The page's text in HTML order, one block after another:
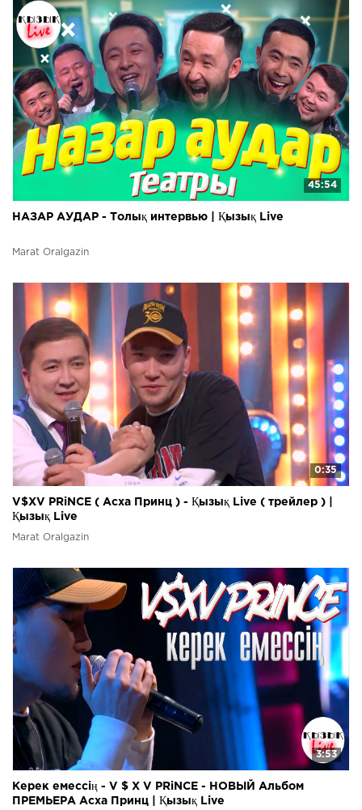
45:54
НАЗАР АУДАР - Толық интервью | Қызық Live
Marat Oralgazin
0:35
V$XV PRiNCE ( Асха Принц ) - Қызық Live ( трейлер ) |
Қызық Live
Marat Oralgazin
3:53
Керек емессің - V $ X V PRiNCE - НОВЫЙ Альбом
ПРЕМЬЕРА Асха Принц | Қызық Live